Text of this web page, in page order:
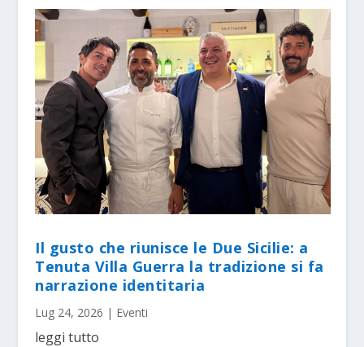
Il gusto che riunisce le Due Sicilie: a
Tenuta Villa Guerra la tradizione si fa
narrazione identitaria
Lug 24, 2026 | Eventi
leggi tutto